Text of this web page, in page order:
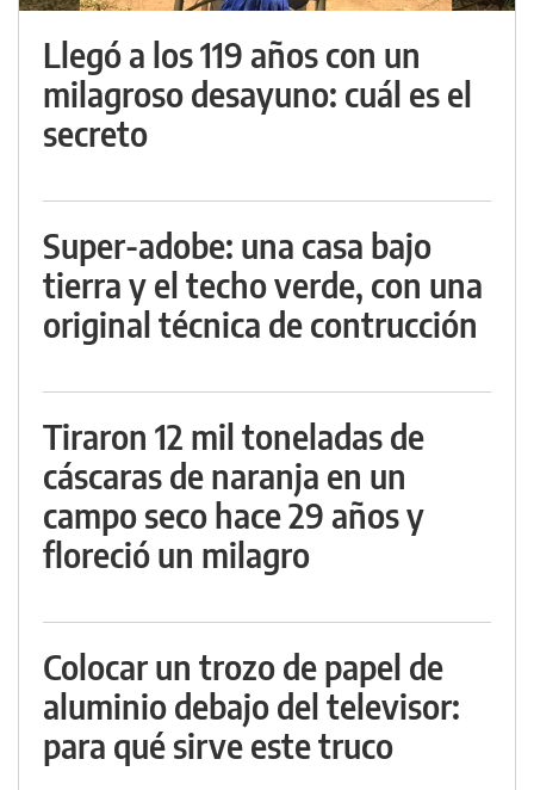
Llegó a los 119 años con un
milagroso desayuno: cuál es el
secreto
Super-adobe: una casa bajo
tierra y el techo verde, con una
original técnica de contrucción
Tiraron 12 mil toneladas de
cáscaras de naranja en un
campo seco hace 29 años y
floreció un milagro
Colocar un trozo de papel de
aluminio debajo del televisor:
para qué sirve este truco